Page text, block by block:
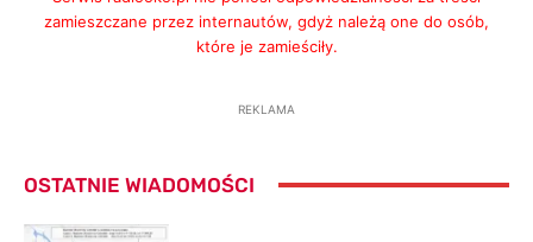
zamieszczane przez internautów, gdyż należą one do osób,
które je zamieściły.
REKLAMA
OSTATNIE WIADOMOŚCI